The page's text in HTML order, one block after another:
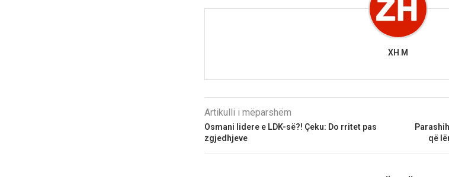
XH M
Artikulli i mëparshëm
Osmani lidere e LDK-së?! Çeku: Do rritet pas
zgjedhjeve
që